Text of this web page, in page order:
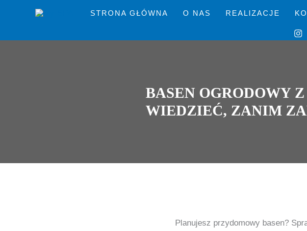
STRONA GŁÓWNA O NAS REALIZACJE
BASEN OGRODOWY
WIEDZIEĆ, ZANIM
Planujesz przydomowy basen?